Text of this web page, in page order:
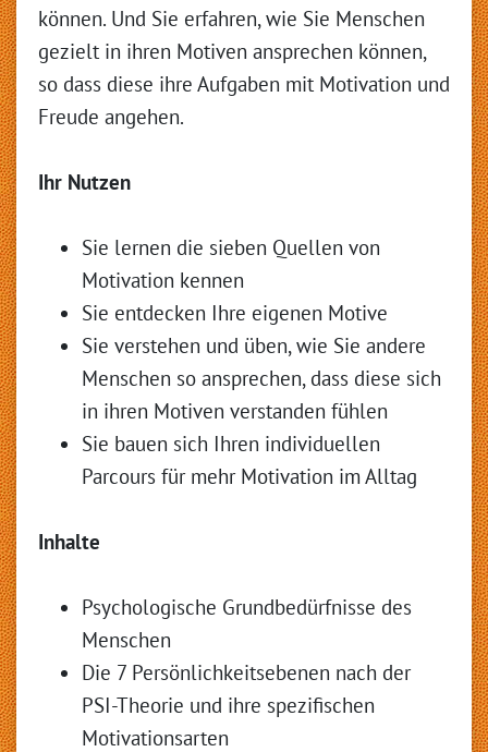
können. Und Sie erfahren, wie Sie Menschen
gezielt in ihren Motiven ansprechen können,
so dass diese ihre Aufgaben mit Motivation und
Freude angehen.
Ihr Nutzen
Sie lernen die sieben Quellen von
Motivation kennen
Sie entdecken Ihre eigenen Motive
Sie verstehen und üben, wie Sie andere
Menschen so ansprechen, dass diese sich
in ihren Motiven verstanden fühlen
Sie bauen sich Ihren individuellen
Parcours für mehr Motivation im Alltag
Inhalte
Psychologische Grundbedürfnisse des
Menschen
Die 7 Persönlichkeitsebenen nach der
PSI-Theorie und ihre spezifischen
Motivationsarten